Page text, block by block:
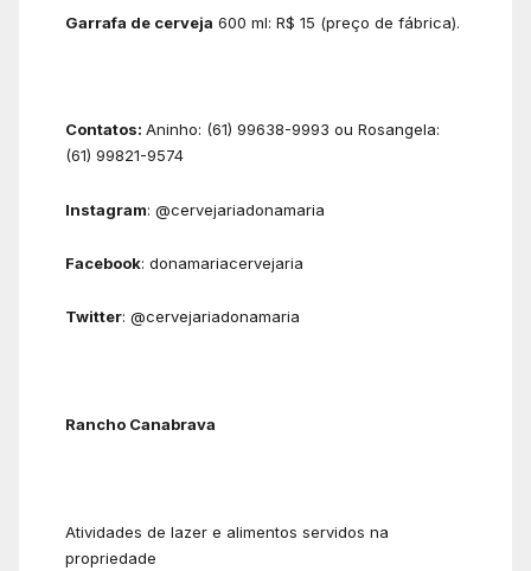
Garrafa de cerveja 600 ml: R$ 15 (preço de fábrica).
Contatos: Aninho: (61) 99638-9993 ou Rosangela:
(61) 99821-9574
Instagram: @cervejariadonamaria
Facebook: donamariacervejaria
Twitter: @cervejariadonamaria
Rancho Canabrava
Atividades de lazer e alimentos servidos na
propriedade